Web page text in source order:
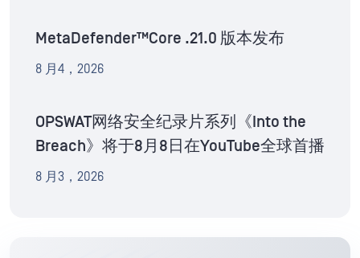
MetaDefender™Core .21.0 版本发布
8 月4，2026
OPSWAT网络安全纪录片系列《Into the
Breach》将于8月8日在YouTube全球首播
8 月3，2026